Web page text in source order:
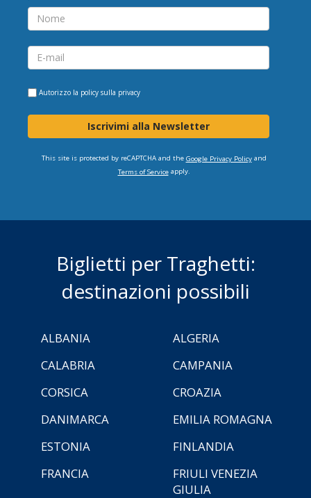
Autorizzo la policy sulla privacy
Iscrivimi alla Newsletter
This site is protected by reCAPTCHA and the Google Privacy Policyand
Terms of Serviceapply.
Biglietti per Traghetti:
destinazioni possibili
ALBANIA
ALGERIA
CALABRIA
CAMPANIA
CORSICA
CROAZIA
DANIMARCA
EMILIA ROMAGNA
ESTONIA
FINLANDIA
FRANCIA
FRIULI VENEZIA
GIULIA